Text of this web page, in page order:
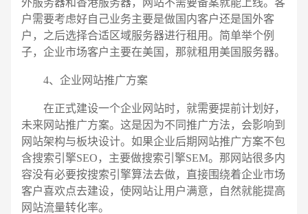
户需要考虑好自己业务主要是做国内客户还是国外客
户，之后选择合适区域服务器进行租用。简单举个例
子，企业市场客户主要在美国，那就租用美国服务器。
4、企业网站推广方案
在正式建设一个企业网站时，就需要提前计划好，
未来网站推广方案。这是因为不同推广方法，会影响到
网站架构与板块设计。如果企业后期网站推广方案不包
含搜索引擎SEO，主要做搜索引擎SEM。那网站很多内
容没有必要按搜索引擎算法去做，直接围绕着企业市场
客户喜欢点去建设，使网站让用户满意，自然就能提高
网站流量转化率。
电话 微信号